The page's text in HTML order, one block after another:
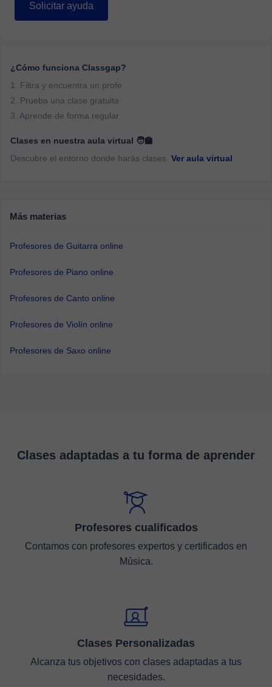
Solicitar ayuda
¿Cómo funciona Classgap?
1. Filtra y encuentra un profe
2. Prueba una clase gratuita
3. Aprende de forma regular
Clases en nuestra aula virtual 🧑‍🏫
Descubre el entorno donde harás clases. Ver aula virtual
Más materias
Profesores de Guitarra online
Profesores de Piano online
Profesores de Canto online
Profesores de Violín online
Profesores de Saxo online
Clases adaptadas a tu forma de aprender
Profesores cualificados
Contamos con profesores expertos y certificados en
Música.
Clases Personalizadas
Alcanza tus objetivos con clases adaptadas a tus
necesidades.